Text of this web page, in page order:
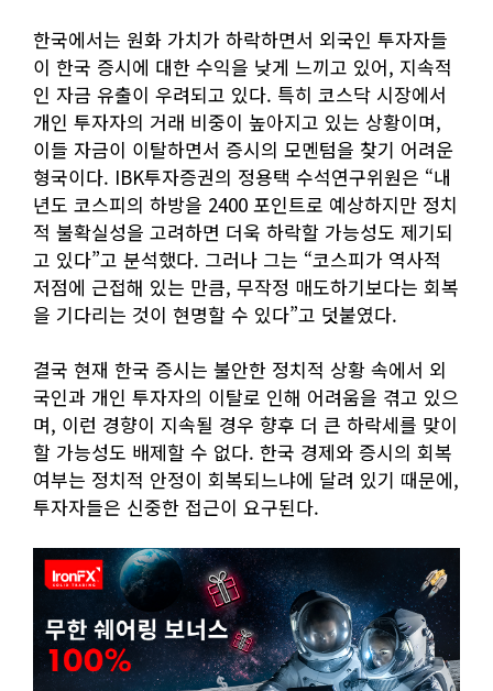
한국에서는 원화 가치가 하락하면서 외국인 투자자들
이 한국 증시에 대한 수익을 낮게 느끼고 있어, 지속적
인 자금 유출이 우려되고 있다. 특히 코스닥 시장에서
개인 투자자의 거래 비중이 높아지고 있는 상황이며,
이들 자금이 이탈하면서 증시의 모멘텀을 찾기 어려운
형국이다. IBK투자증권의 정용택 수석연구위원은 “내
년도 코스피의 하방을 2400 포인트로 예상하지만 정치
적 불확실성을 고려하면 더욱 하락할 가능성도 제기되
고 있다”고 분석했다. 그러나 그는 “코스피가 역사적
저점에 근접해 있는 만큼, 무작정 매도하기보다는 회복
을 기다리는 것이 현명할 수 있다”고 덧붙였다.
결국 현재 한국 증시는 불안한 정치적 상황 속에서 외
국인과 개인 투자자의 이탈로 인해 어려움을 겪고 있으
며, 이런 경향이 지속될 경우 향후 더 큰 하락세를 맞이
할 가능성도 배제할 수 없다. 한국 경제와 증시의 회복
여부는 정치적 안정이 회복되느냐에 달려 있기 때문에,
투자자들은 신중한 접근이 요구된다.